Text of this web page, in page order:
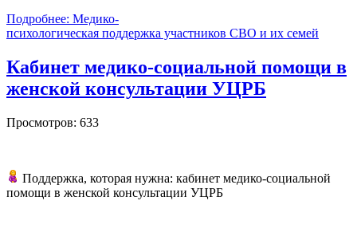
Подробнее: Медико-
психологическая поддержка участников СВО и их семей
Кабинет медико‑социальной помощи в
женской консультации УЦРБ
Просмотров: 633
Поддержка, которая нужна: кабинет медико‑социальной
помощи в женской консультации УЦРБ